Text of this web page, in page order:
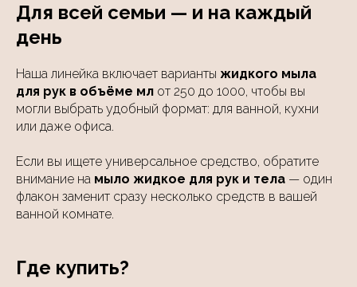
Для всей семьи — и на каждый
день
Наша линейка включает варианты жидкого мыла
для рук в объёме мл от 250 до 1000, чтобы вы
могли выбрать удобный формат: для ванной, кухни
или даже офиса.
Если вы ищете универсальное средство, обратите
внимание на мыло жидкое для рук и тела — один
флакон заменит сразу несколько средств в вашей
ванной комнате.
Где купить?